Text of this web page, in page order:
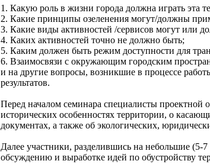
1. Какую роль в жизни города должна играть эта
2. Какие принципы озеленения могут/должны
3. Какие виды активностей /сервисов могут или
4. Каких активностей точно не должно быть;
5. Каким должен быть режим доступности для
6. Взаимосвязи с окружающим городским
и на другие вопросы, возникшие в процессе
результатов.
Перед началом семинара специалисты проектной
исторических особенностях территории, о
документах, а также об экологических,
Далее участники, разделившись на небольшие (5-
обсуждению и выработке идей по обустройству